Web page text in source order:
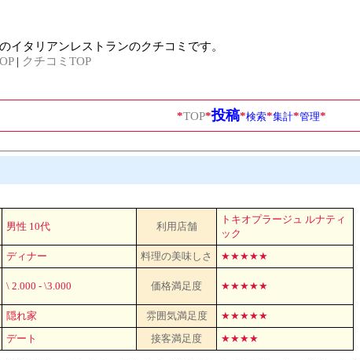
イタリアンレストランのクチコミです。
| クチコミTOP
*TOP*投稿*検索*集計*管理*
男性 10代 利用店舗
トキオプラージュ ルナティ
ック
ディナー 料理の美味しさ
★★★★★
\ 2.000 - \3.000 価格満足度 ★★★★★
隠れ家 雰囲気満足度
★★★★★
デート 接客満足度 ★★★★